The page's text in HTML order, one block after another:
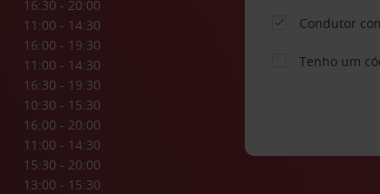
16:30 - 20:00
11:00 - 14:30
16:00 - 19:30
11:00 - 14:30
16:30 - 19:30
10:30 - 15:30
16:00 - 20:00
11:00 - 14:30
15:30 - 20:00
13:00 - 15:30
Condutor
Tenho um